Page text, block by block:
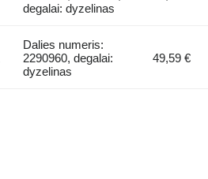
degalai: dyzelinas
Dalies numeris:
2290960, degalai:
dyzelinas
49,59 €